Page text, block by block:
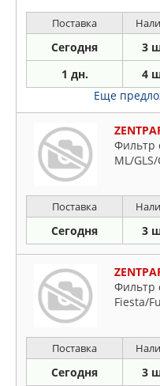
Поставка
Сегодня 3
1 дн. 4
Еще
Фильтр
ML/
Поставка
Сегодня 3
Фильтр
Fiesta/
Поставка
Сегодня 3